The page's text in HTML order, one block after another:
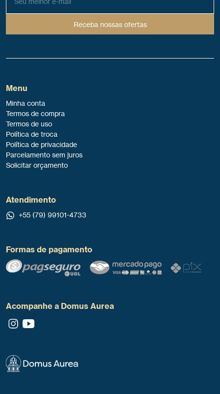
Receba nossas ofertas
Menu
Minha conta
Termos de compra
Termos de uso
Política de troca
Política de privacidade
Parcelamento sem juros
Solicitar orçamento
Atendimento
+55 (79) 99101-4733
Formas de pagamento
Acompanhe a Domus Aurea